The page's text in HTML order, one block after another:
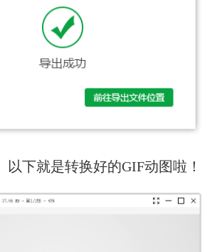
下就是转换好的GIF动图啦！